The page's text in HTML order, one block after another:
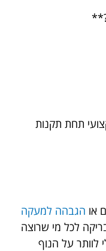
תחת תקנות
או הגבהה למעקה
לכל מי שרוצה
לוותר על הנוף